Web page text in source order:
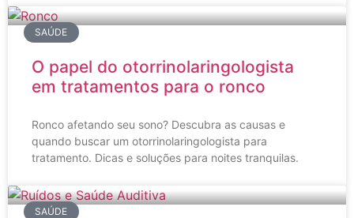
SAÚDE
O papel do otorrinolaringologista
em tratamentos para o ronco
Ronco afetando seu sono? Descubra as causas e
quando buscar um otorrinolaringologista para
tratamento. Dicas e soluções para noites tranquilas.
SAÚDE